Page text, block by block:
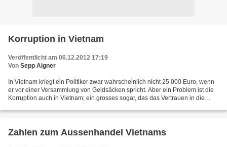
Korruption in Vietnam
Veröffentlicht am 06.12.2012 17:19
Von Sepp Aigner
In Vietnam kriegt ein Politiker zwar wahrscheinlich nicht 25 000 Euro, wenn
er vor einer Versammlung von Geldsäcken spricht. Aber ein Problem ist die
Korruption auch in Vietnam; ein grosses sogar, das das Vertrauen in die
Zahlen zum Aussenhandel Vietnams